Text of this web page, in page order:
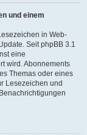
und einem
in Web-
Seit phpBB 3.1
eine
wird. Abonnements
Themas oder eines
Lesezeichen und